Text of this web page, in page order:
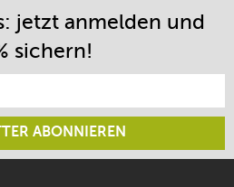
jetzt anmelden und
sichern!
ABONNIEREN